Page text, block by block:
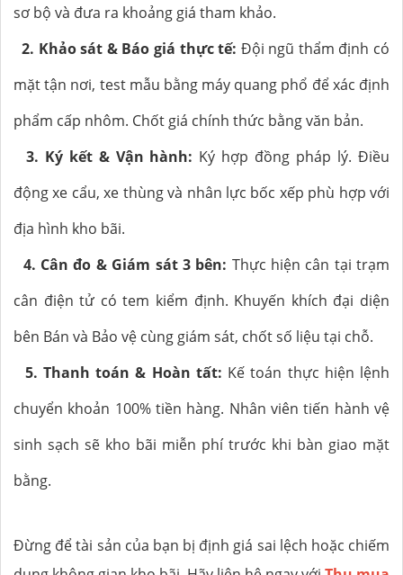
sơ bộ và đưa ra khoảng giá tham khảo.
2. Khảo sát & Báo giá thực tế: Đội ngũ thẩm định có
mặt tận nơi, test mẫu bằng máy quang phổ để xác định
phẩm cấp nhôm. Chốt giá chính thức bằng văn bản.
3. Ký kết & Vận hành: Ký hợp đồng pháp lý. Điều
động xe cẩu, xe thùng và nhân lực bốc xếp phù hợp với
địa hình kho bãi.
4. Cân đo & Giám sát 3 bên: Thực hiện cân tại trạm
cân điện tử có tem kiểm định. Khuyến khích đại diện
bên Bán và Bảo vệ cùng giám sát, chốt số liệu tại chỗ.
5. Thanh toán & Hoàn tất: Kế toán thực hiện lệnh
chuyển khoản 100% tiền hàng. Nhân viên tiến hành vệ
sinh sạch sẽ kho bãi miễn phí trước khi bàn giao mặt
bằng.
Đừng để tài sản của bạn bị định giá sai lệch hoặc chiếm